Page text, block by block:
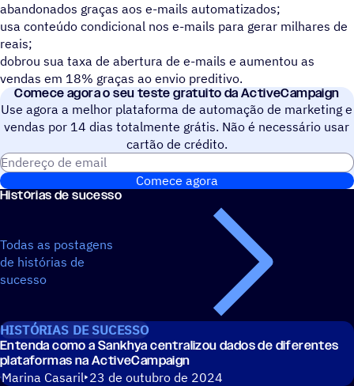
abandonados graças aos e-mails automatizados;
usa conteúdo condicional nos e-mails para gerar milhares de
reais;
dobrou sua taxa de abertura de e-mails e aumentou as
vendas em 18% graças ao envio preditivo.
Comece agora o seu teste gratuito da ActiveCampaign
Use agora a melhor plataforma de automação de marketing e
vendas por 14 dias totalmente grátis. Não é necessário usar
cartão de crédito.
Comece agora
Histórias de sucesso
Todas as postagens
de histórias de
sucesso
HISTÓRIAS DE SUCESSO
Entenda como a Sankhya centralizou dados de diferentes
plataformas na ActiveCampaign
Marina Casaril 23 de outubro de 2024